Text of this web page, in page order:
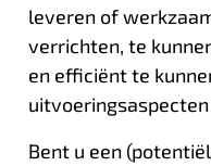
leveren of
verrichten, te
en efficiënt te
Bent u een